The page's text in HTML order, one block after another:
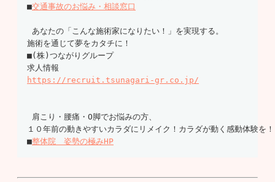
■交通事故のお悩み・相談窓口
あなたの「こんな施術家になりたい！」を実現する。
施術を通じて夢をカタチに！
■(株)つながりグループ
求人情報
https://recruit.tsunagari-gr.co.jp/
肩こり・腰痛・О脚でお悩みの方、
１０年前の動きやすいカラダにリメイク！カラダが動く感動体験を
■整体院　姿勢の極みHP